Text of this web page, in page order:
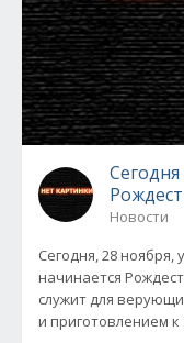
Сегодня
Новости
Сегодня, 28
начинается
служит для
и приготовлением к